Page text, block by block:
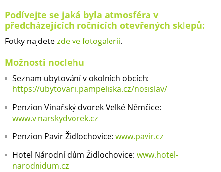
Podívejte se jaká byla atmosféra v
předcházejících ročnících otevřených sklepů:
Fotky najdetezde ve fotogalerii.
Možnosti noclehu
Seznam ubytování v okolních obcích:
https://ubytovani.pampeliska.cz/nosislav/
Penzion Vinařský dvorek Velké Němčice:
www.vinarskydvorek.cz
Penzion PavirŽidlochovice: www.pavir.cz
Hotel Národní dům Židlochovice: www.hotel-
narodnidum.cz